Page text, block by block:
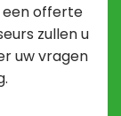
een offerte
zullen u
uw vragen